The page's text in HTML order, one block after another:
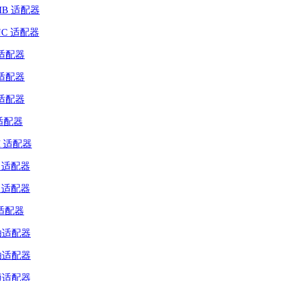
适配器
适配器
配器
配器
配器
配器
适配器
配器
配器
配器
配器
配器
配器